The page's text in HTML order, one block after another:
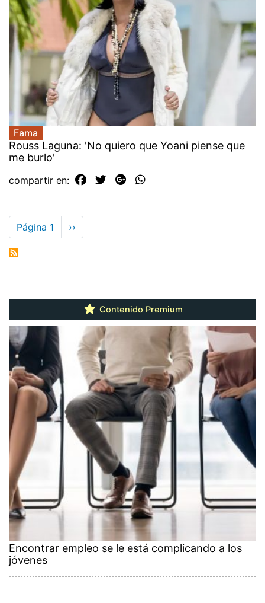
Fama
Rouss Laguna: 'No quiero que Yoani piense que
me burlo'
compartir en:
Paginación
Página 1
Siguiente
página
››
Contenido Premium
Encontrar empleo se le está complicando a los
jóvenes